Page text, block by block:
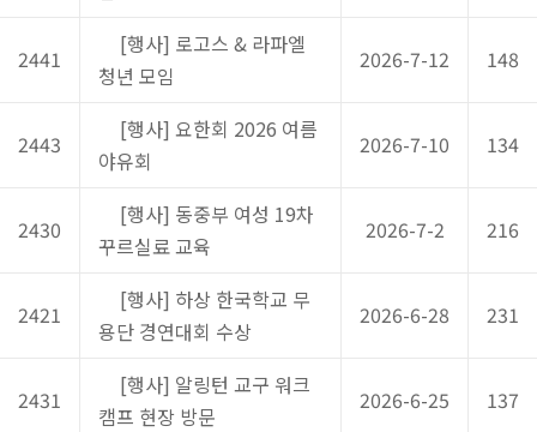
2441
[행사] 로고스 & 라파엘
청년 모임
2026-7-12 148
2443
[행사] 요한회 2026 여름
야유회
2026-7-10 134
2430
[행사] 동중부 여성 19차
꾸르실료 교육
2026-7-2 216
2421
[행사] 하상 한국학교 무
용단 경연대회 수상
2026-6-28 231
2431
[행사] 알링턴 교구 워크
캠프 현장 방문
2026-6-25 137